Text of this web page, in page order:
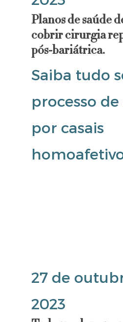
Planos de saúde
cobrir cirurgia
pós-bariátrica.
Saiba tudo
processo
por casais
27 de
2023